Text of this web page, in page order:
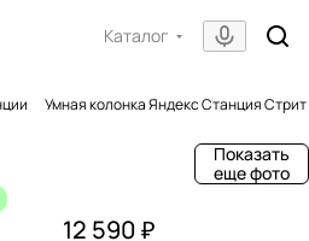
Каталог
Умная колонка Яндекс Станция
Показать
еще фото
12 590 ₽